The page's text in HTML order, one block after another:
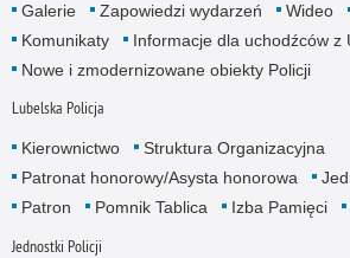
Galerie Zapowiedzi wydarzeń Wideo
Komunikaty
Informacje dla uchodźców z
Nowe i zmodernizowane obiekty Policji
Lubelska Policja
Kierownictwo
Struktura Organizacyjna
Patronat honorowy/Asysta honorowa
Patron
Pomnik Tablica Izba Pamięci
Jednostki Policji